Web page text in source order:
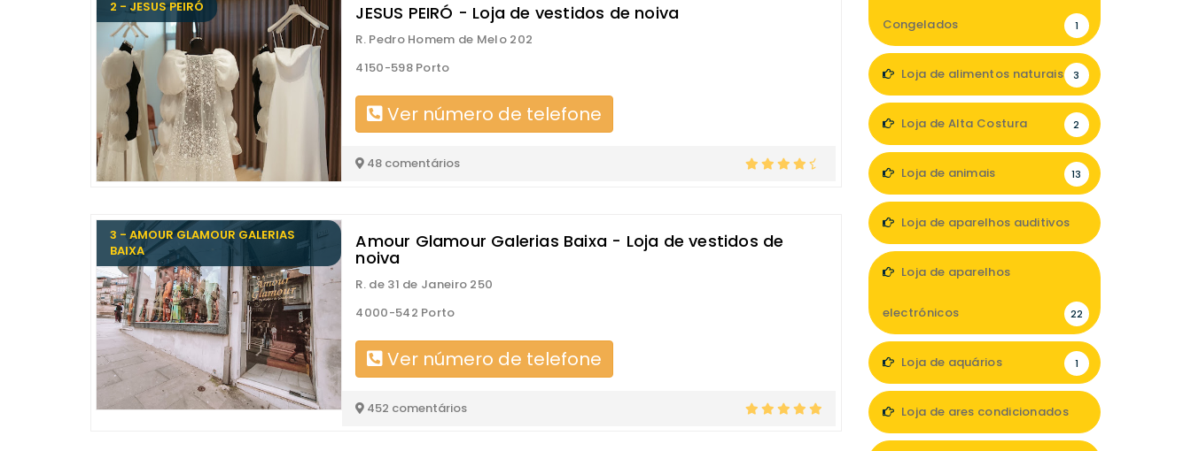
2 - JESUS PEIRÓ JESUS PEIRÓ - Loja de vestidos de noiva
R. Pedro Homem de Melo 202
4150-598 Porto
Ver número de telefone
48 comentários
3 - AMOUR GLAMOUR GALERIAS
BAIXA
Amour Glamour Galerias Baixa - Loja de vestidos de
noiva
R. de 31 de Janeiro 250
4000-542 Porto
Ver número de telefone
452 comentários
Congelados 1
Loja de alimentos naturais 3
Loja de Alta Costura 2
Loja de animais 13
Loja de aparelhos auditivos
Loja de aparelhos
electrónicos 22
Loja de aquários 1
Loja de ares condicionados